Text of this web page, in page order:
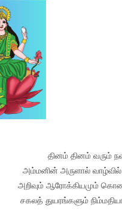
தினம் தினம் வரும்
அம்மனின் அருளால்
அறிவும் ஆரோக்கியமும்
சகலத் துயரங்களும்